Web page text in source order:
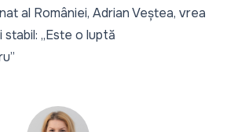
al României, Adrian Veștea, vrea
„Este o luptă